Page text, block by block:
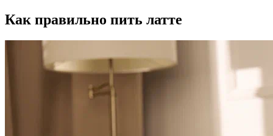
Как правильно пить латте